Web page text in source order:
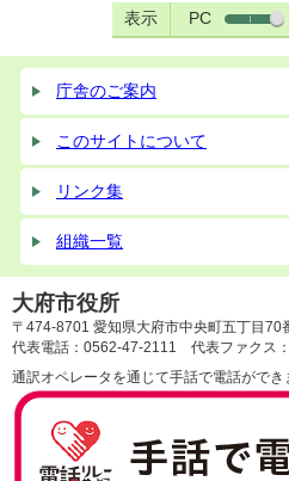
表示 PC
庁舎のご案内
このサイトについて
リンク集
組織一覧
大府市役所
〒474-8701 愛知県大府市中央町五丁目70
代表電話：0562-47-2111 代表ファクス
通訳オペレータを通じて手話で電話ができ